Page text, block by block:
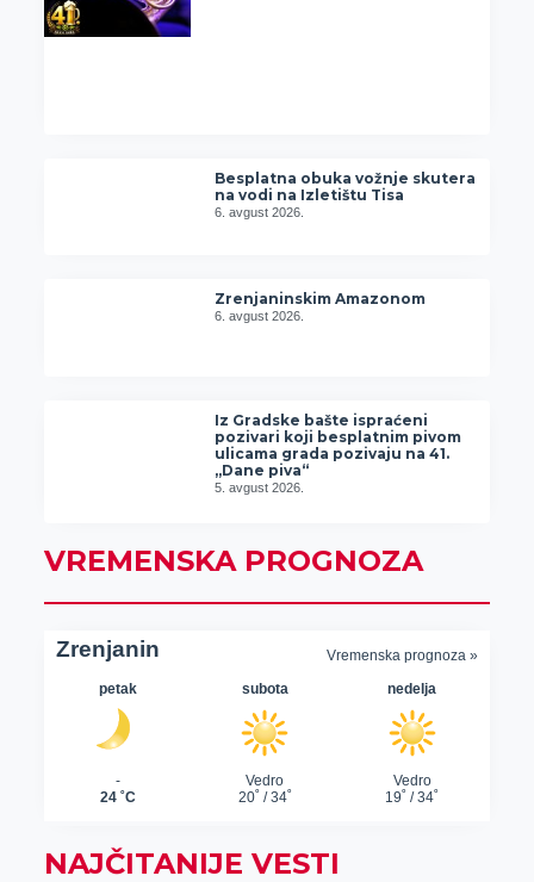
Besplatna obuka vožnje skutera
na vodi na Izletištu Tisa
6. avgust 2026.
Zrenjaninskim Amazonom
6. avgust 2026.
Iz Gradske bašte ispraćeni
pozivari koji besplatnim pivom
ulicama grada pozivaju na 41.
„Dane piva“
5. avgust 2026.
VREMENSKA PROGNOZA
NAJČITANIJE VESTI